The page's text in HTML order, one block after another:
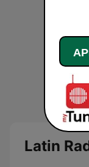
Latin